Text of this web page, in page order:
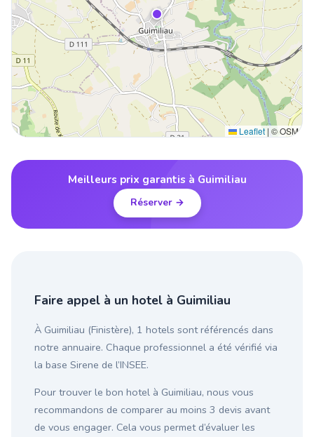
Leaflet | © OSM
Meilleurs prix garantis à Guimiliau
Réserver →
Faire appel à un hotel à Guimiliau
À Guimiliau (Finistère), 1 hotels sont référencés dans
notre annuaire. Chaque professionnel a été vérifié via
la base Sirene de l’INSEE.
Pour trouver le bon hotel à Guimiliau, nous vous
recommandons de comparer au moins 3 devis avant
de vous engager. Cela vous permet d’évaluer les